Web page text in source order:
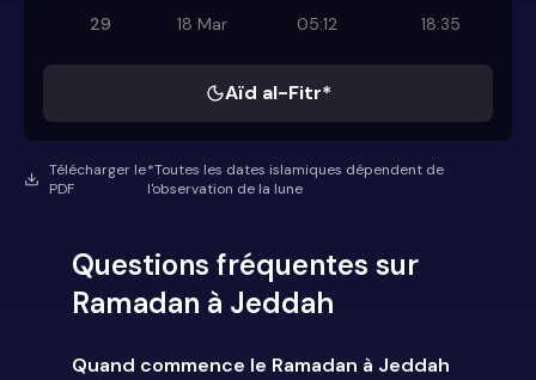
29
18 Mar 05:12 18:35
Aïd al-Fitr*
Télécharger le
PDF
*Toutes les dates islamiques dépendent de
l'observation de la lune
Questions fréquentes sur
Ramadan à Jeddah
Quand commence le Ramadan à Jeddah